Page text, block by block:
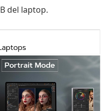
del laptop.